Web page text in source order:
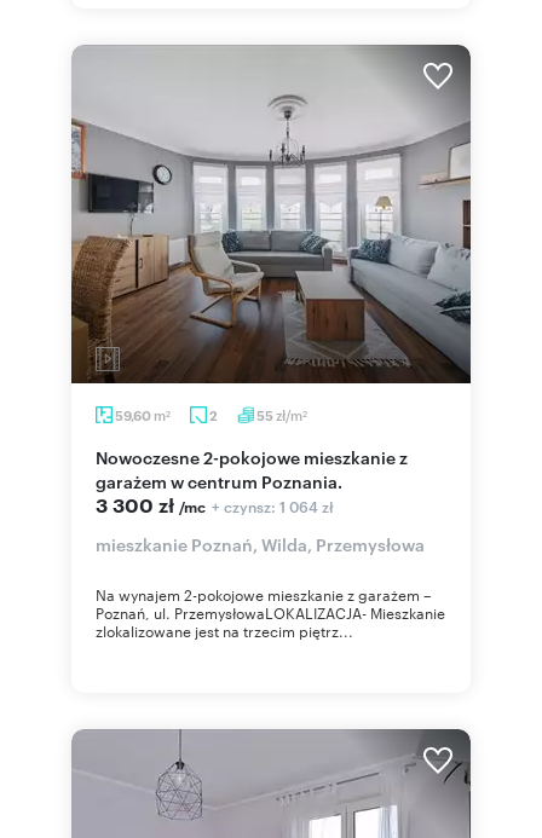
59,60 m2 2 55 zł/m2
Nowoczesne 2-pokojowe mieszkanie z
garażem w centrum Poznania.
3 300 zł /mc + czynsz: 1 064 zł
mieszkanie Poznań, Wilda, Przemysłowa
Na wynajem 2-pokojowe mieszkanie z garażem –
Poznań, ul. PrzemysłowaLOKALIZACJA- Mieszkanie
zlokalizowane jest na trzecim piętrz...